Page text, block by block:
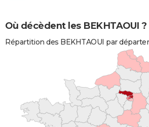
Où décèdent les BEKHTAOUI ?
Répartition des BEKHTAOUI par